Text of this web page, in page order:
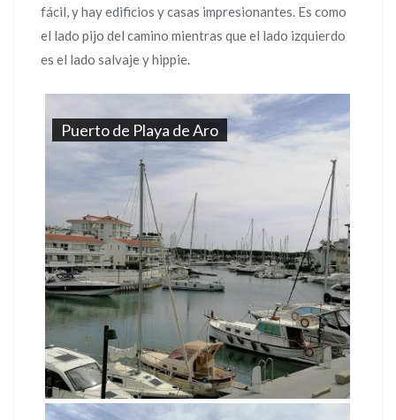
fácil, y hay edificios y casas impresionantes. Es como
el lado pijo del camino mientras que el lado izquierdo
es el lado salvaje y hippie.
Puerto de Playa de Aro